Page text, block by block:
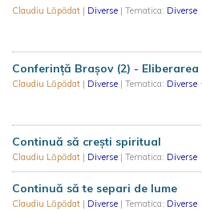
Claudiu Lăpădat | Diverse | Tematica: Diverse
Conferință Brașov (2) -
Claudiu Lăpădat | Diverse | Tematica: Diverse
Continuă să crești spiritual
Claudiu Lăpădat | Diverse | Tematica: Diverse
Continuă să te separi de lume
Claudiu Lăpădat | Diverse | Tematica: Diverse